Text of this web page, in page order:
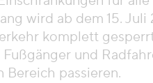
wird ab dem 15.
komplett
und
Bereich passieren.